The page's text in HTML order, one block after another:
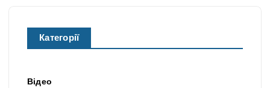
Категорії
Відео